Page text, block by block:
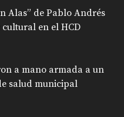
Alas” de Pablo Andrés
en el HCD
a mano armada a un
salud municipal